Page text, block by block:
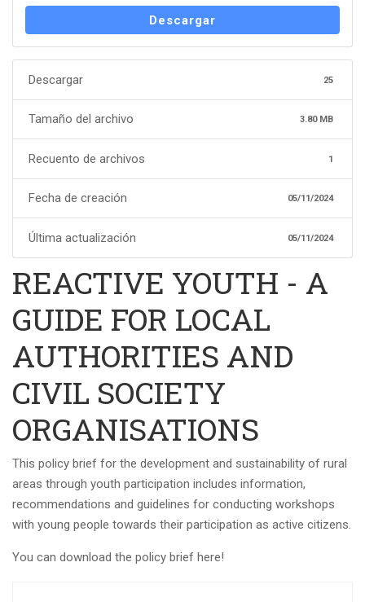
Descargar
Descargar 25
Tamaño del archivo 3.80 MB
Recuento de archivos 1
Fecha de creación 05/11/2024
Última actualización 05/11/2024
REACTIVE YOUTH - A
GUIDE FOR LOCAL
AUTHORITIES AND
CIVIL SOCIETY
ORGANISATIONS
This policy brief for the development and sustainability of rural
areas through youth participation includes information,
recommendations and guidelines for conducting workshops
with young people towards their participation as active citizens.
You can download the policy brief here!